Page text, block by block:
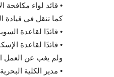
• قائد لواء مكافحة
كما تنقل في قيادة
• قائدًا لقاعدة
• قائدًا لقاعدة
ولم يغب عن العمل
• مدير الكلية